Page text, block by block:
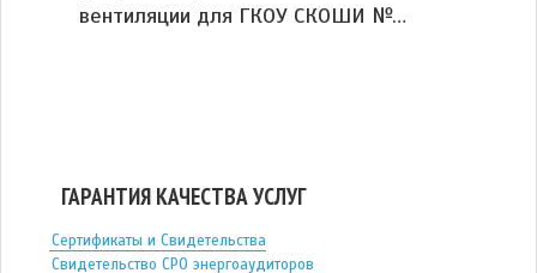
вентиляции для ГКОУ СКОШИ №…
ГАРАНТИЯ КАЧЕСТВА УСЛУГ
Сертификаты и Свидетельства
Свидетельство СРО энергоаудиторов